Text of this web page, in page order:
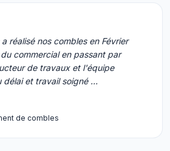
réalisé nos combles en Février
commercial en passant par
de travaux et l'équipe
délai et travail soigné …
de combles